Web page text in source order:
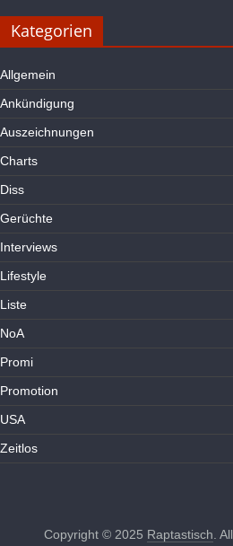
Kategorien
Allgemein
Ankündigung
Auszeichnungen
Charts
Diss
Gerüchte
Interviews
Lifestyle
Liste
NoA
Promi
Promotion
USA
Zeitlos
Copyright © 2025 Raptastisch .